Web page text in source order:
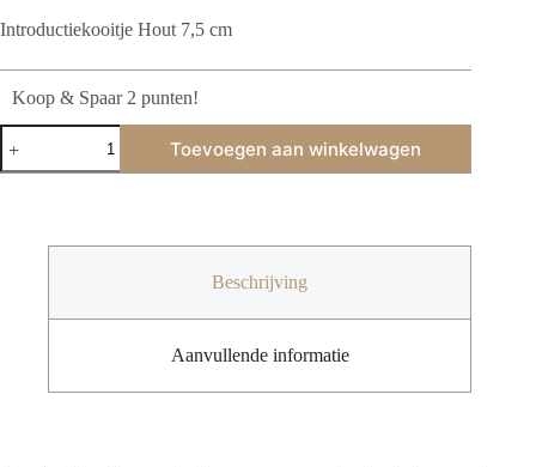
Introductiekooitje Hout 7,5 cm
Koop & Spaar 2 punten!
Introductiekooitje
hout
Zander
Toevoegen aan winkelwagen
Beschrijving
Aanvullende informatie